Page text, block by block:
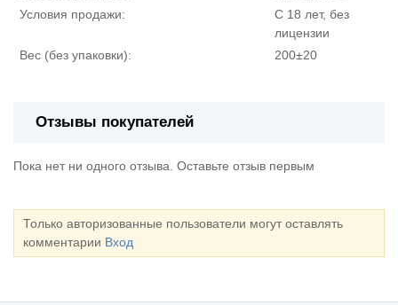
Условия продажи:
С 18 лет, без
лицензии
Вес (без упаковки):
200±20
Отзывы покупателей
Пока нет ни одного отзыва. Оставьте отзыв первым
Только авторизованные пользователи могут оставлять
комментарии Вход